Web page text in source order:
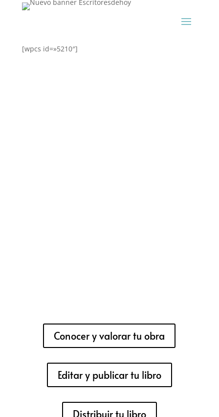
[wpcs id=»5210″]
Conocer y valorar tu obra
Editar y publicar tu libro
Distribuir tu libro